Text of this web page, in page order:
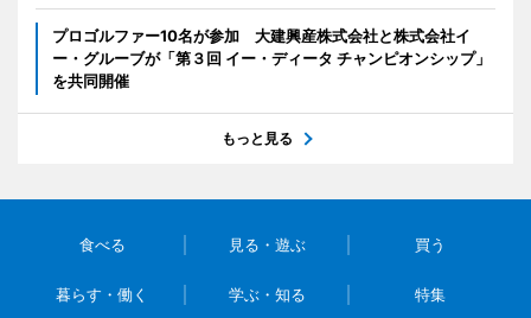
プロゴルファー10名が参加 大建興産株式会社と株式会社イ
ー・グルーブが「第３回 イー・ディータ チャンピオンシップ」
を共同開催
もっと見る
食べる 見る・遊ぶ 買う
暮らす・働く 学ぶ・知る 特集